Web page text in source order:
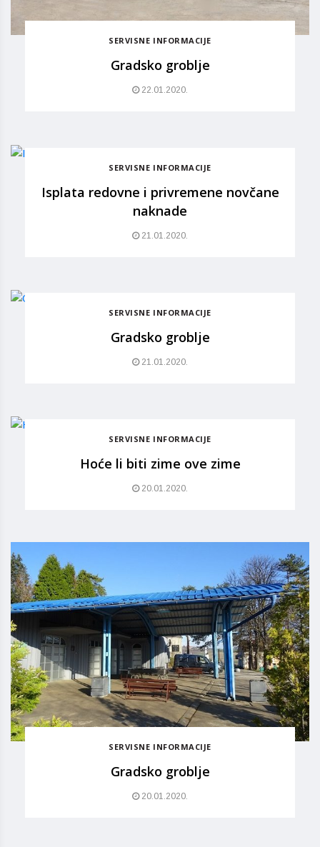
SERVISNE INFORMACIJE
Gradsko groblje
22.01.2020.
SERVISNE INFORMACIJE
Isplata redovne i privremene novčane
naknade
21.01.2020.
SERVISNE INFORMACIJE
Gradsko groblje
21.01.2020.
SERVISNE INFORMACIJE
Hoće li biti zime ove zime
20.01.2020.
SERVISNE INFORMACIJE
Gradsko groblje
20.01.2020.